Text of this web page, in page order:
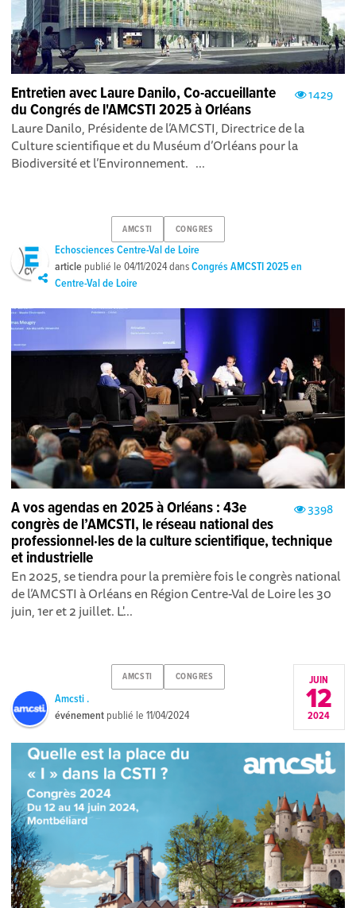
1429
Entretien avec Laure Danilo, Co-accueillante
du Congrés de l'AMCSTI 2025 à Orléans
Laure Danilo, Présidente de l’AMCSTI, Directrice de la
Culture scientifique et du Muséum d’Orléans pour la
Biodiversité et l’Environnement. ...
AMCSTI CONGRES
Echosciences Centre-Val de Loire
article publié le04/11/2024dansCongrés AMCSTI 2025 en
Centre-Val de Loire
3398
A vos agendas en 2025 à Orléans : 43e
congrès de l’AMCSTI, le réseau national des
professionnel·les de la culture scientifique, technique
et industrielle
En 2025, se tiendra pour la première fois le congrès national
de l’AMCSTI à Orléans en Région Centre-Val de Loire les 30
juin, 1er et 2 juillet. L'...
AMCSTI CONGRES
Amcsti .
événement publié le11/04/2024
JUIN
12
2024